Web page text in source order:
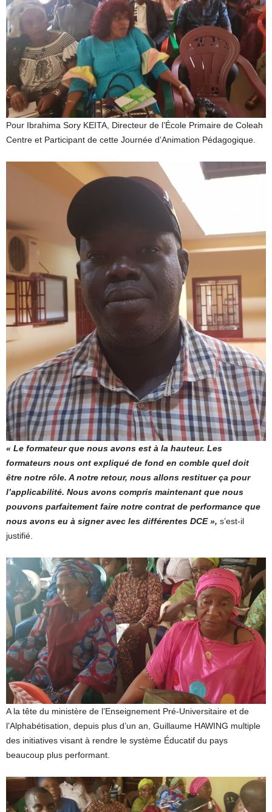
Pour Ibrahima Sory KEITA, Directeur de l’École Primaire de Coleah
Centre et Participant de cette Journée d’Animation Pédagogique.
« Le formateur que nous avons est à la hauteur. Les
formateurs nous ont expliqué de fond en comble quel doit
être notre rôle. A notre retour, nous allons restituer ça pour
l’applicabilité. Nous avons compris maintenant que nous
pouvons parfaitement faire notre contrat de performance que
nous avons eu à signer avec les différentes DCE », s’est-il
justifié.
A la tête du ministère de l’Enseignement Pré-Universitaire et de
l’Alphabétisation, depuis plus d’un an, Guillaume HAWING multiple
des initiatives visant à rendre le système Éducatif du pays
beaucoup plus performant.